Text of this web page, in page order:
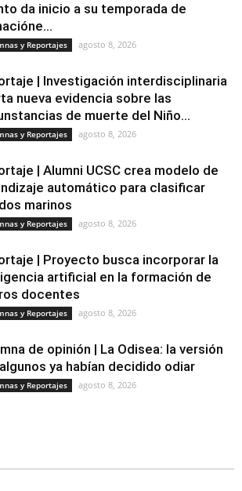
da inicio a su temporada de
y Reportajes agosto 8, 2026
| Investigación interdisciplinaria
nueva evidencia sobre las
de muerte del Niño...
y Reportajes agosto 8, 2026
| Alumni UCSC crea modelo de
automático para clasificar
marinos
y Reportajes agosto 8, 2026
| Proyecto busca incorporar la
artificial en la formación de
docentes
y Reportajes agosto 8, 2026
de opinión | La Odisea: la versión
ya habían decidido odiar
y Reportajes agosto 8, 2026